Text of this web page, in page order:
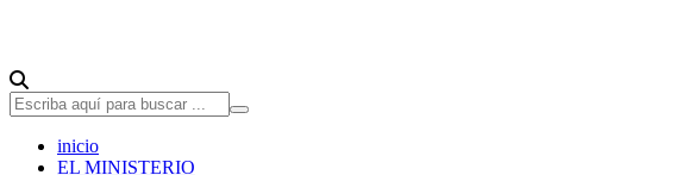
inicio
EL MINISTERIO